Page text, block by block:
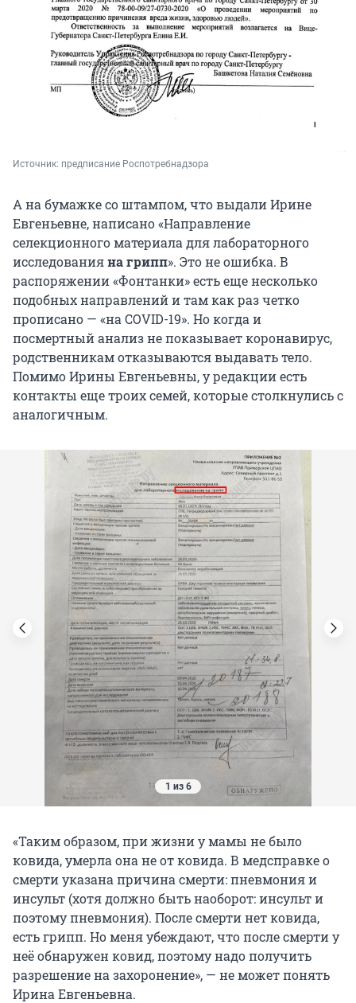
Источник: предписание Роспотребнадзора
А на бумажке со штампом, что выдали Ирине
Евгеньевне, написано «Направление
селекционного материала для лабораторного
исследованияна грипп». Это не ошибка. В
распоряжении «Фонтанки» есть еще несколько
подобных направлений и там как раз четко
прописано — «на COVID-19». Но когда и
посмертный анализ не показывает коронавирус,
родственникам отказываются выдавать тело.
Помимо Ирины Евгеньевны, у редакции есть
контакты еще троих семей, которые столкнулись с
аналогичным.
1 из 6
«Таким образом, при жизни у мамы не было
ковида, умерла она не от ковида. В медсправке о
смерти указана причина смерти: пневмония и
инсульт (хотя должно быть наоборот: инсульт и
поэтому пневмония). После смерти нет ковида,
есть грипп. Но меня убеждают, что после смерти у
неё обнаружен ковид, поэтому надо получить
разрешение на захоронение», — не может понять
Ирина Евгеньевна.